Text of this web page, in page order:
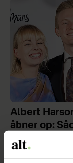
Albert
åbner op:
var det at
mand